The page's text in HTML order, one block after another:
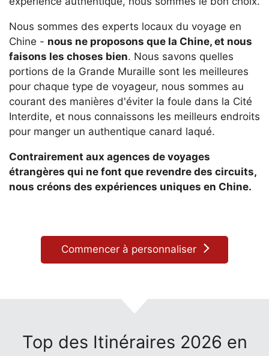
Nous sommes des experts locaux du voyage en
Chine - nous ne proposons que la Chine, et nous
faisons les choses bien. Nous savons quelles
portions de la Grande Muraille sont les meilleures
pour chaque type de voyageur, nous sommes au
courant des manières d'éviter la foule dans la Cité
Interdite, et nous connaissons les meilleurs endroits
pour manger un authentique canard laqué.
Contrairement aux agences de voyages
étrangères qui ne font que revendre des circuits,
nous créons des expériences uniques en Chine.
Commencer à personnaliser
Top des Itinéraires 2026 en